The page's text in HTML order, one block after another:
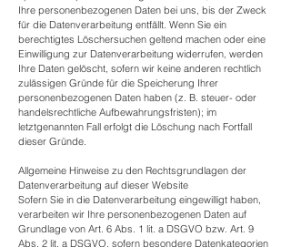
Ihre personenbezogenen Daten bei uns, bis der Zweck
für die Datenverarbeitung entfällt. Wenn Sie ein
berechtigtes Löschersuchen geltend machen oder eine
Einwilligung zur Datenverarbeitung widerrufen, werden
Ihre Daten gelöscht, sofern wir keine anderen rechtlich
zulässigen Gründe für die Speicherung Ihrer
personenbezogenen Daten haben (z. B. steuer- oder
handelsrechtliche Aufbewahrungsfristen); im
letztgenannten Fall erfolgt die Löschung nach Fortfall
dieser Gründe.
Allgemeine Hinweise zu den Rechtsgrundlagen der
Datenverarbeitung auf dieser Website
Sofern Sie in die Datenverarbeitung eingewilligt haben,
verarbeiten wir Ihre personenbezogenen Daten auf
Grundlage von Art. 6 Abs. 1 lit. a DSGVO bzw. Art. 9
Abs. 2 lit. a DSGVO, sofern besondere Datenkategorien